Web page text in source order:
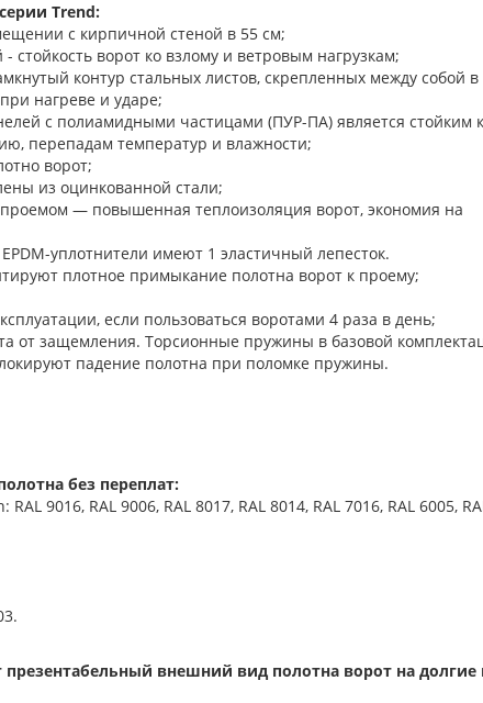
Trend:
с кирпичной стеной в 55 см;
ворот ко взлому и ветровым нагрузкам;
контур стальных листов, скрепленных между собой в
нагреве и ударе;
с полиамидными частицами (ПУР-ПА) является стойким к
перепадам температур и влажности;
ворот;
из оцинкованной стали;
— повышенная теплоизоляция ворот, экономия на
уплотнители имеют 1 эластичный лепесток.
плотное примыкание полотна ворот к
если пользоваться воротами 4 раза в день;
от защемления. Торсионные пружины в базовой
падение полотна при поломке пружины.
без переплат:
9016, RAL 9006, RAL 8017, RAL 8014, RAL 7016, RAL 6005,
внешний вид полотна ворот на долгие